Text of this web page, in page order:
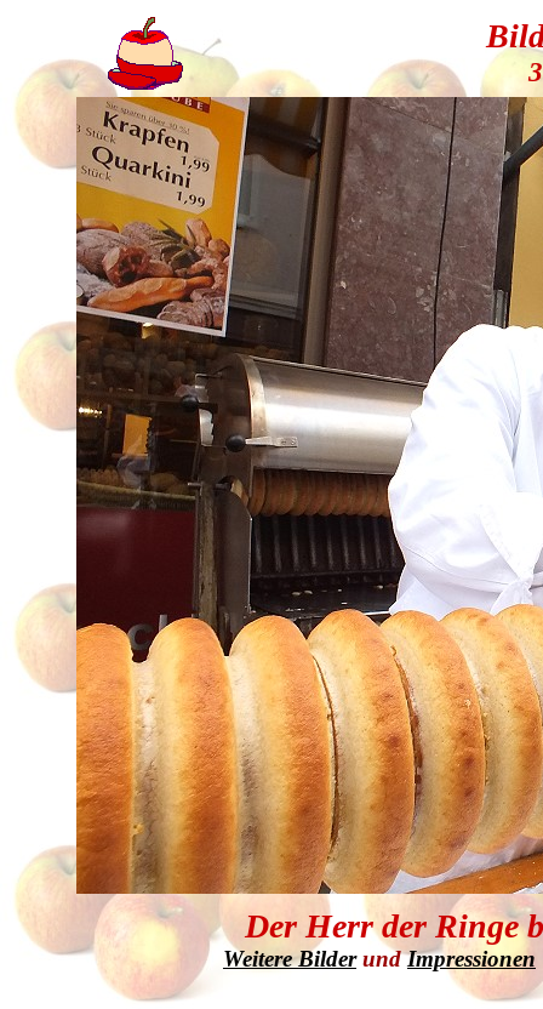
Der Herr der Ringe
Weitere BilderundImpressionen